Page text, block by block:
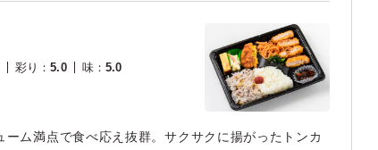
彩り ：5.0 味：5.0
ム満点で食べ応え抜群。サクサクに揚がったトンカ